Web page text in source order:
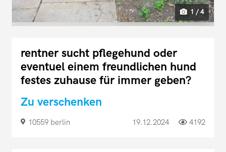
1 / 4
rentner sucht pflegehund oder
eventuel einem freundlichen hund
festes zuhause für immer geben?
Zu verschenken
10559 berlin 19.12.2024 4192